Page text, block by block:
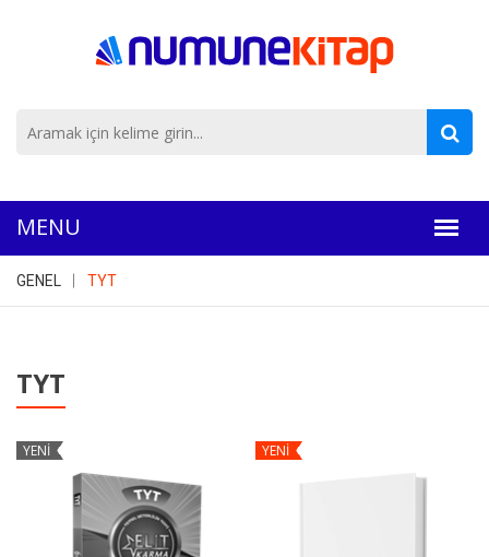
GENEL TYT
TYT
YENİ YENİ